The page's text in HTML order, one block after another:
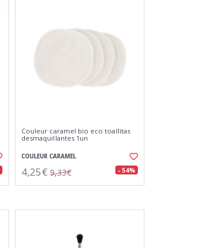
Couleur caramel bio eco toallitas
desmaquillantes 1un
COULEUR CARAMEL
4,25€ 9,33€ - 54%